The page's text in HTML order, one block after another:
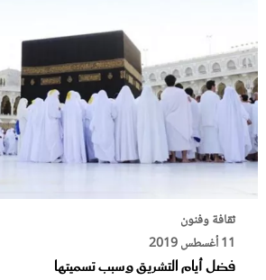
ثقافة وفنون
11 أغسطس 2019
فضل أيام التشريق وسبب تسميتها